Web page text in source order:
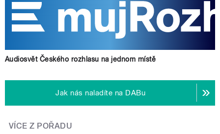
Audiosvět Českého rozhlasu na jednom místě
Jak nás naladíte na DABu
VÍCE Z POŘADU